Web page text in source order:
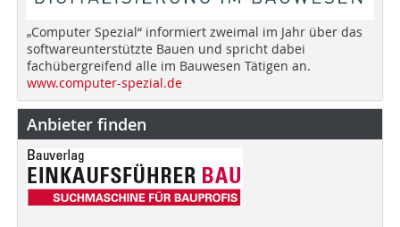
„Computer Spezial“ informiert zweimal im Jahr über das
softwareunterstützte Bauen und spricht dabei
fachübergreifend alle im Bauwesen Tätigen an.
www.computer-spezial.de
Anbieter finden